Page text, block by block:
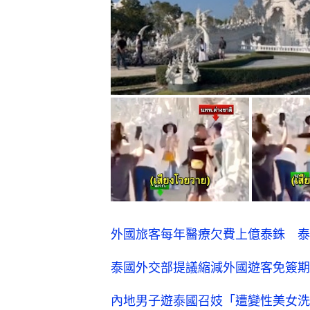
外國旅客每年醫療欠費上億泰銖
泰國外交部提議縮減外國遊客免
內地男子遊泰國召妓「遭變性美女